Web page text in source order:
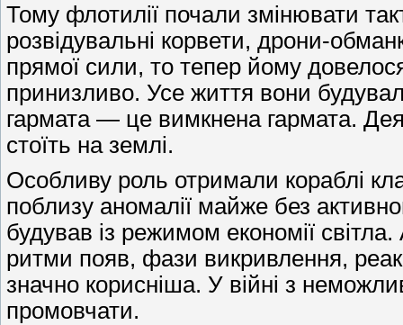
Тому флотилії почали змінювати
розвідувальні корвети, дрони-
прямої сили, то тепер йому
принизливо. Усе життя вони
гармата — це вимкнена гармата.
стоїть на землі.
Особливу роль отримали кораблі
поблизу аномалії майже без
будував із режимом економії
ритми появ, фази викривлення,
значно корисніша. У війні з
промовчати.